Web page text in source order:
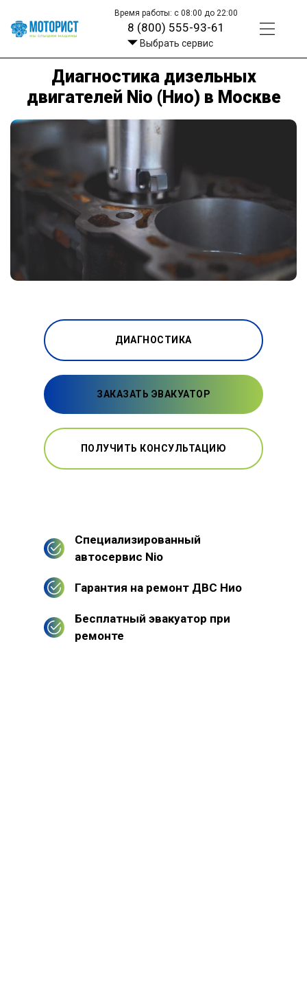
Время работы: с 08:00 до 22:00
8 (800) 555-93-61
Выбрать сервис
Диагностика дизельных
двигателей Nio (Нио) в Москве
ДИАГНОСТИКА
ЗАКАЗАТЬ ЭВАКУАТОР
ПОЛУЧИТЬ КОНСУЛЬТАЦИЮ
Специализированный
автосервис Nio
Гарантия на ремонт ДВС Нио
Бесплатный эвакуатор при
ремонте